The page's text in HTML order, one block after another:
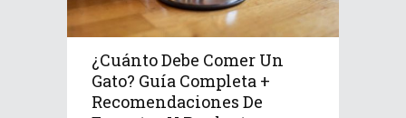
¿Cuánto Debe Comer Un
Gato? Guía Completa +
Recomendaciones De